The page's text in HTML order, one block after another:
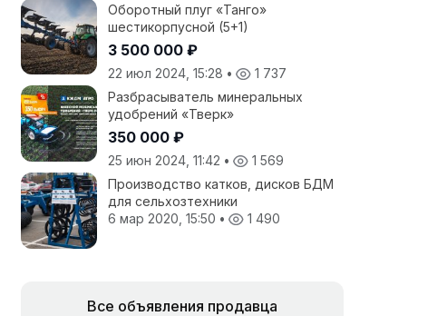
Оборотный плуг «Танго»
шестикорпусной (5+1)
3 500 000 ₽
22 июл 2024, 15:28 •
1 737
Разбрасыватель минеральных
удобрений «Тверк»
350 000 ₽
25 июн 2024, 11:42 •
1 569
Производство катков, дисков БДМ
для сельхозтехники
6 мар 2020, 15:50 • 1 490
Все объявления продавца